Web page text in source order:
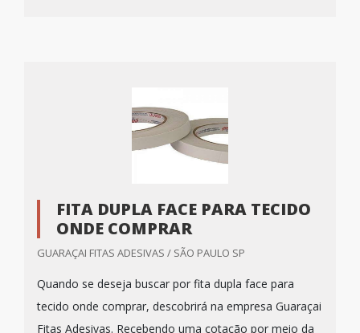
FITA DUPLA FACE PARA TECIDO
ONDE COMPRAR
GUARAÇAI FITAS ADESIVAS / SÃO PAULO SP
Quando se deseja buscar por fita dupla face para
tecido onde comprar, descobrirá na empresa Guaraçai
Fitas Adesivas. Recebendo uma cotação por meio da